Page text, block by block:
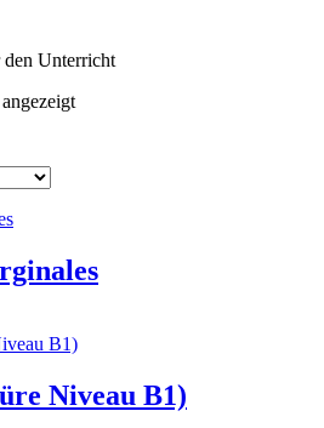
Unterricht
Nach
Niveau B1)